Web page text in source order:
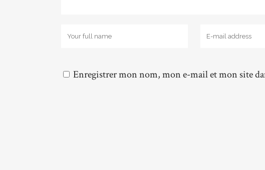
Enregistrer mon nom, mon e-mail et mon site